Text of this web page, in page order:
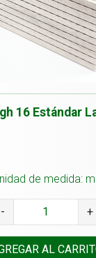
16 Estándar
de medida:
- +
AL